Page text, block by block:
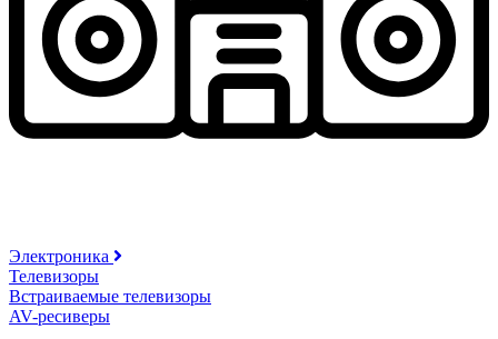
Электроника
Телевизоры
Встраиваемые телевизоры
AV-ресиверы